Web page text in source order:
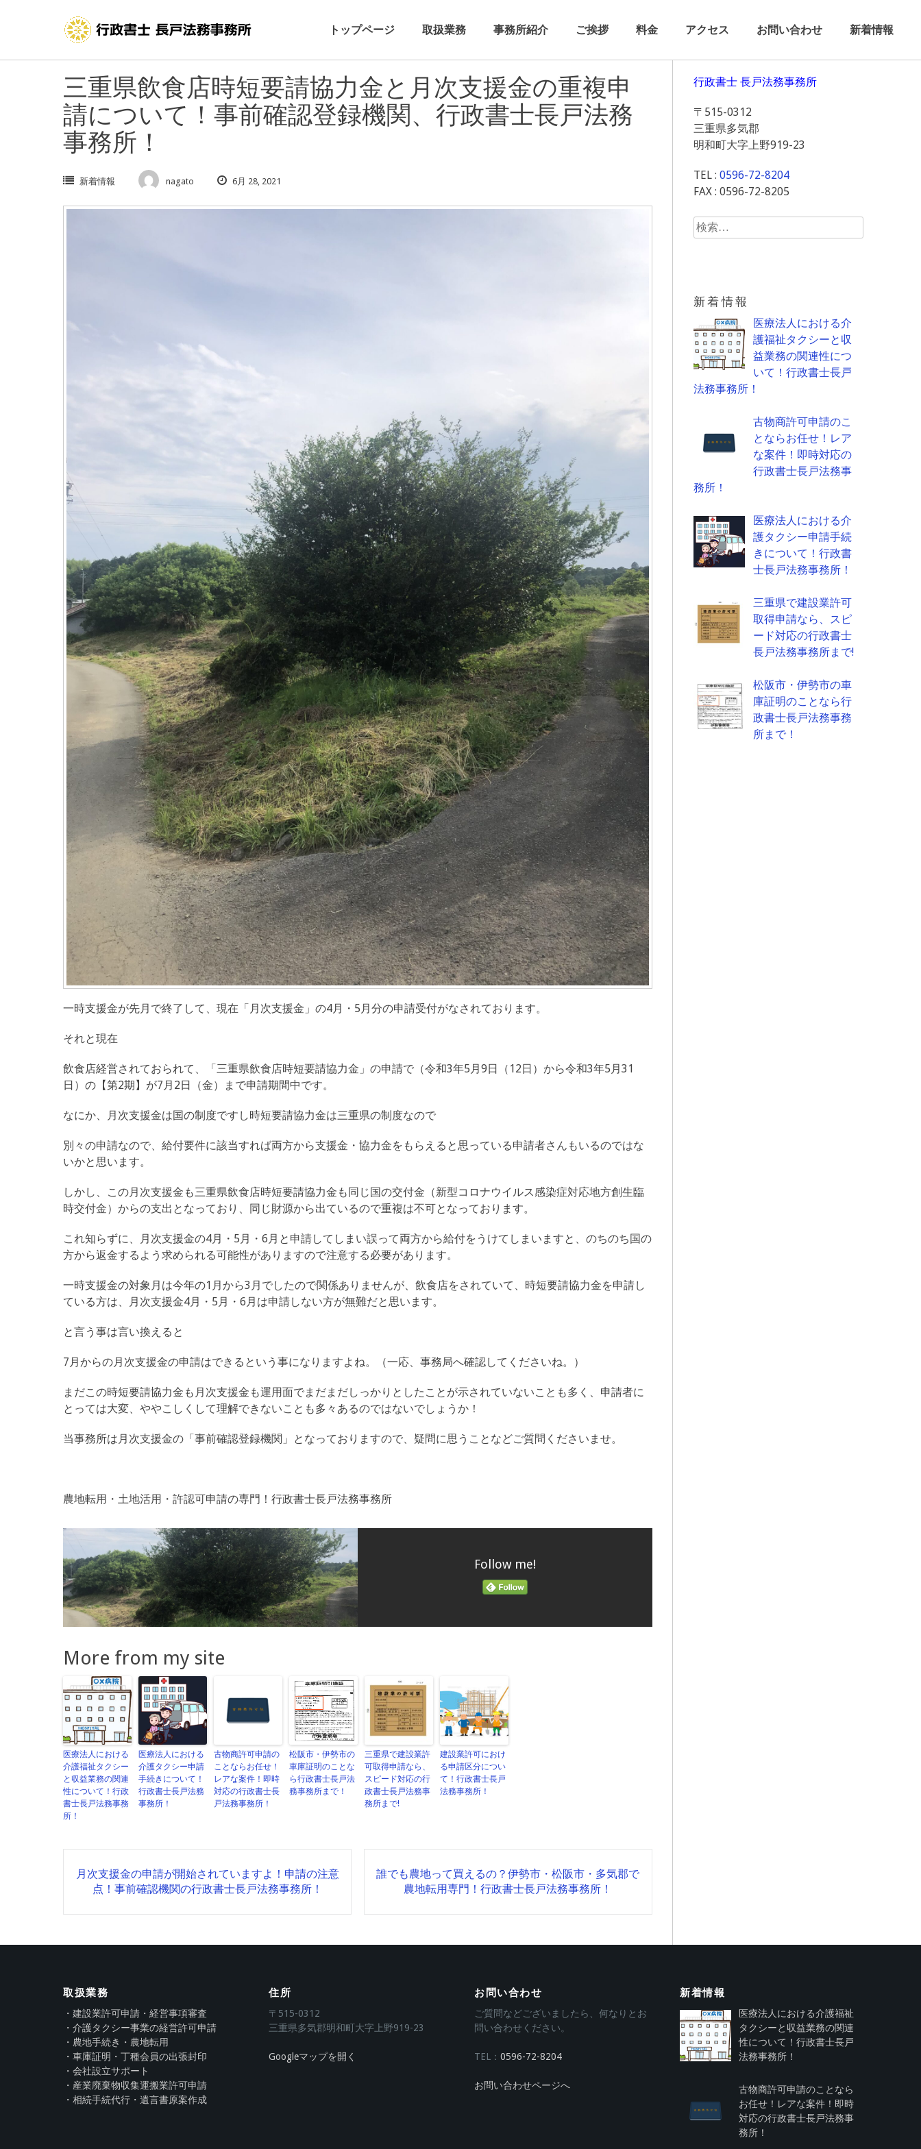
トップページ 取扱業務 事務所紹介 ご挨拶 料金 アクセス お問い合わせ 新着情報
三重県飲食店時短要請協力金と月次支援金の重複申
請について！事前確認登録機関、行政書士長戸法務
事務所！
新着情報 nagato 6月 28, 2021
一時支援金が先月で終了して、現在「月次支援金」の4月・5月分の申請受付がなされております。
それと現在
飲食店経営されておられて、「三重県飲食店時短要請協力金」の申請で（令和3年5月9日（12日）から令和3年5月31
日）の【第2期】が7月2日（金）まで申請期間中です。
なにか、月次支援金は国の制度ですし時短要請協力金は三重県の制度なので
別々の申請なので、給付要件に該当すれば両方から支援金・協力金をもらえると思っている申請者さんもいるのではな
いかと思います。
しかし、この月次支援金も三重県飲食店時短要請協力金も同じ国の交付金（新型コロナウイルス感染症対応地方創生臨
時交付金）からの支出となっており、同じ財源から出ているので重複は不可となっております。
これ知らずに、月次支援金の4月・5月・6月と申請してしまい誤って両方から給付をうけてしまいますと、のちのち国の
方から返金するよう求められる可能性がありますので注意する必要があります。
一時支援金の対象月は今年の1月から3月でしたので関係ありませんが、飲食店をされていて、時短要請協力金を申請し
ている方は、月次支援金4月・5月・6月は申請しない方が無難だと思います。
と言う事は言い換えると
7月からの月次支援金の申請はできるという事になりますよね。（一応、事務局へ確認してくださいね。）
まだこの時短要請協力金も月次支援金も運用面でまだまだしっかりとしたことが示されていないことも多く、申請者に
とっては大変、ややこしくして理解できないことも多々あるのではないでしょうか！
当事務所は月次支援金の「事前確認登録機関」となっておりますので、疑問に思うことなどご質問くださいませ。
農地転用・土地活用・許認可申請の専門！行政書士長戸法務事務所
Follow me!
More from my site
医療法人における
介護福祉タクシー
と収益業務の関連
性について！行政
書士長戸法務事務
所！
医療法人における
介護タクシー申請
手続きについて！
行政書士長戸法務
事務所！
古物商許可申請の
ことならお任せ！
レアな案件！即時
対応の行政書士長
戸法務事務所！
松阪市・伊勢市の
車庫証明のことな
ら行政書士長戸法
務事務所まで！
三重県で建設業許
可取得申請なら、
スピード対応の行
政書士長戸法務事
務所まで!
建設業許可におけ
る申請区分につい
て！行政書士長戸
法務事務所！
Post
navigation
月次支援金の申請が開始されていますよ！申請の注意
点！事前確認機関の行政書士長戸法務事務所！
誰でも農地って買えるの？伊勢市・松阪市・多気郡で
農地転用専門！行政書士長戸法務事務所！
行政書士 長戸法務事務所
〒515-0312
三重県多気郡
明和町大字上野919-23
TEL : 0596-72-8204
FAX : 0596-72-8205
検
索:
新着情報
医療法人における介
護福祉タクシーと収
益業務の関連性につ
いて！行政書士長戸
法務事務所！
古物商許可申請のこ
とならお任せ！レア
な案件！即時対応の
行政書士長戸法務事
務所！
医療法人における介
護タクシー申請手続
きについて！行政書
士長戸法務事務所！
三重県で建設業許可
取得申請なら、スピ
ード対応の行政書士
長戸法務事務所まで!
松阪市・伊勢市の車
庫証明のことなら行
政書士長戸法務事務
所まで！
取扱業務
・建設業許可申請・経営事項審査
・介護タクシー事業の経営許可申請
・農地手続き・農地転用
・車庫証明・丁種会員の出張封印
・会社設立サポート
・産業廃棄物収集運搬業許可申請
・相続手続代行・遺言書原案作成
住所
〒515-0312
三重県多気郡明和町大字上野919-23
Googleマップを開く
お問い合わせ
ご質問などございましたら、何なりとお
問い合わせください。
TEL： 0596-72-8204
お問い合わせページへ
新着情報
医療法人における介護福祉
タクシーと収益業務の関連
性について！行政書士長戸
法務事務所！
古物商許可申請のことなら
お任せ！レアな案件！即時
対応の行政書士長戸法務事
務所！